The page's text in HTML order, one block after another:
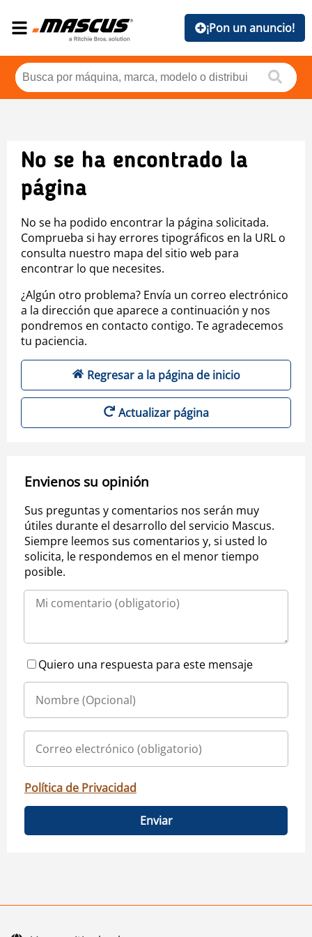
¡Pon un anuncio!
No se ha encontrado la
página
No se ha podido encontrar la página solicitada.
Comprueba si hay errores tipográficos en la URL o
consulta nuestro mapa del sitio web para
encontrar lo que necesites.
¿Algún otro problema? Envía un correo electrónico
a la dirección que aparece a continuación y nos
pondremos en contacto contigo. Te agradecemos
tu paciencia.
Regresar a la página de inicio
Actualizar página
Envienos su opinión
Sus preguntas y comentarios nos serán muy
útiles durante el desarrollo del servicio Mascus.
Siempre leemos sus comentarios y, si usted lo
solicita, le respondemos en el menor tiempo
posible.
Quiero una respuesta para este mensaje
Política de Privacidad
Enviar